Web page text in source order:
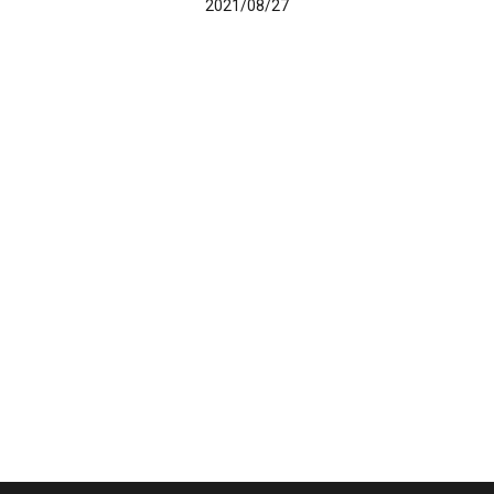
2021/08/27